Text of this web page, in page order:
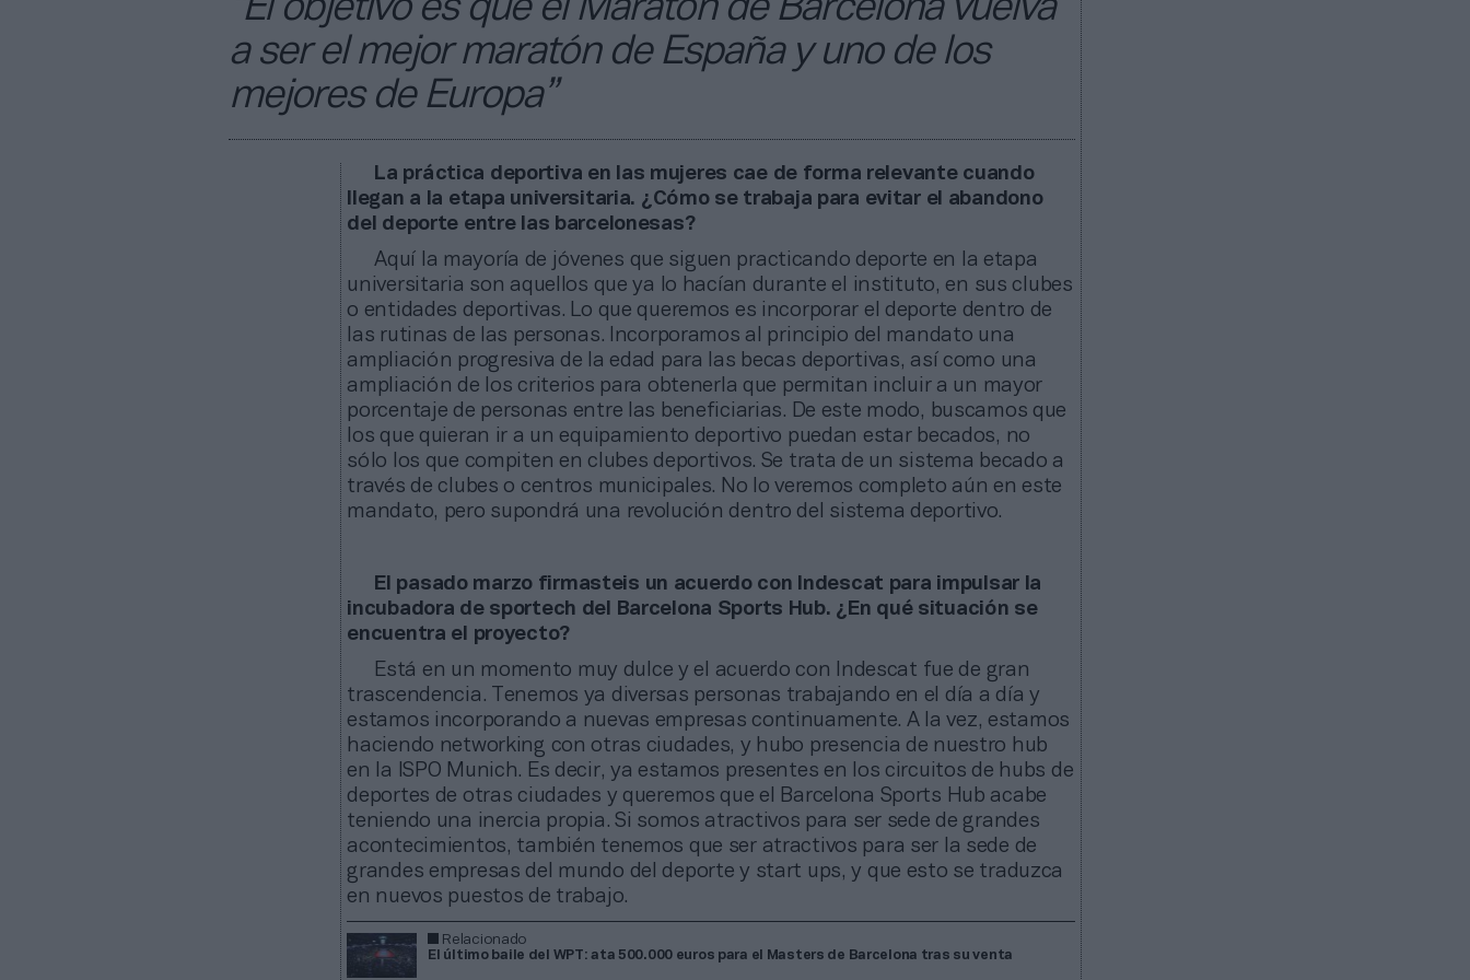
“El objetivo es que el Maratón de Barcelona vuelva
a ser el mejor maratón de España y uno de los
mejores de Europa”
La práctica deportiva en las mujeres cae de forma relevante cuando
llegan a la etapa universitaria. ¿Cómo se trabaja para evitar el abandono
del deporte entre las barcelonesas?
Aquí la mayoría de jóvenes que siguen practicando deporte en la etapa
universitaria son aquellos que ya lo hacían durante el instituto, en sus clubes
o entidades deportivas. Lo que queremos es incorporar el deporte dentro de
las rutinas de las personas. Incorporamos al principio del mandato una
ampliación progresiva de la edad para las becas deportivas, así como una
ampliación de los criterios para obtenerla que permitan incluir a un mayor
porcentaje de personas entre las beneficiarias. De este modo, buscamos que
los que quieran ir a un equipamiento deportivo puedan estar becados, no
sólo los que compiten en clubes deportivos. Se trata de un sistema becado a
través de clubes o centros municipales. No lo veremos completo aún en este
mandato, pero supondrá una revolución dentro del sistema deportivo.
El pasado marzo firmasteis un acuerdo con Indescat para impulsar la
incubadora de sportech del Barcelona Sports Hub. ¿En qué situación se
encuentra el proyecto?
Está en un momento muy dulce y el acuerdo con Indescat fue de gran
trascendencia. Tenemos ya diversas personas trabajando en el día a día y
estamos incorporando a nuevas empresas continuamente. A la vez, estamos
haciendo networking con otras ciudades, y hubo presencia de nuestro hub
en la ISPO Munich. Es decir, ya estamos presentes en los circuitos de hubs de
deportes de otras ciudades y queremos que el Barcelona Sports Hub acabe
teniendo una inercia propia. Si somos atractivos para ser sede de grandes
acontecimientos, también tenemos que ser atractivos para ser la sede de
grandes empresas del mundo del deporte y start ups, y que esto se traduzca
en nuevos puestos de trabajo.
Relacionado
El último baile del WPT: ata 500.000 euros para el Masters de Barcelona tras su venta